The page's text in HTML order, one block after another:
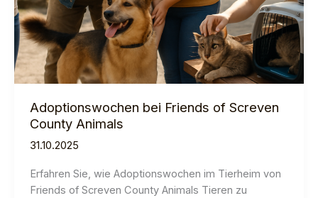
Adoptionswochen bei Friends of Screven
County Animals
31.10.2025
Erfahren Sie, wie Adoptionswochen im Tierheim von
Friends of Screven County Animals Tieren zu